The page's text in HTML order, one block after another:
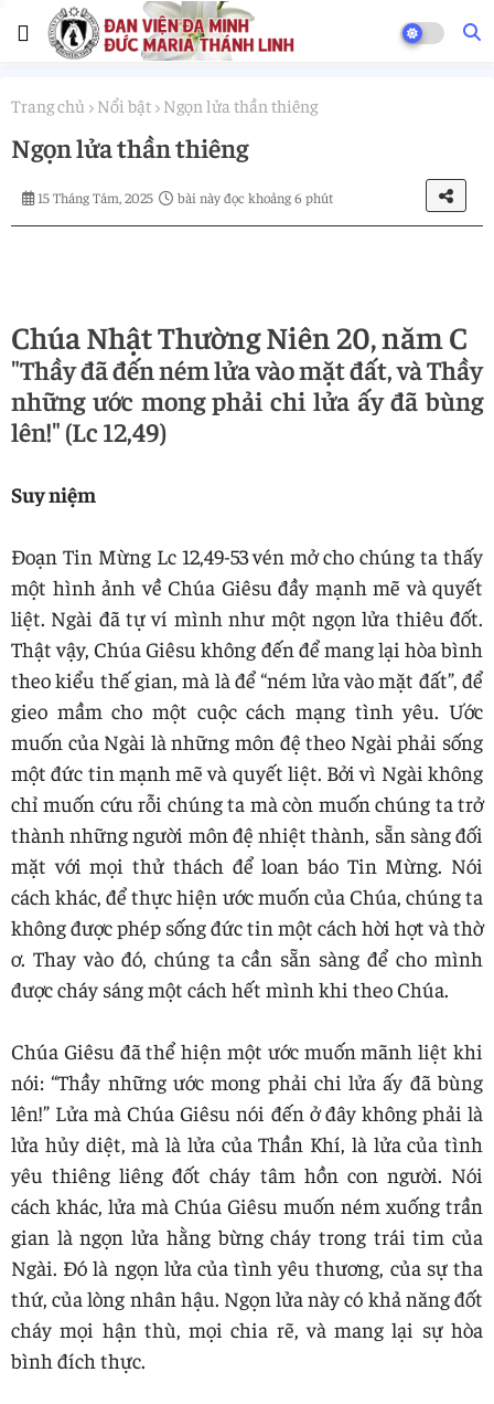
Trang chủ Nổi bật Ngọn lửa thần thiêng
Ngọn lửa thần thiêng
15 Tháng Tám, 2025 bài này đọc khoảng 6 phút
Chúa Nhật Thường Niên 20, năm C
"Thầy đã đến ném lửa vào mặt đất, và Thầy
những ước mong phải chi lửa ấy đã bùng
lên!" (Lc 12,49)
Suy niệm
Đoạn Tin Mừng Lc 12,49-53 vén mở cho chúng ta thấy
một hình ảnh về Chúa Giêsu đầy mạnh mẽ và quyết
liệt. Ngài đã tự ví mình như một ngọn lửa thiêu đốt.
Thật vậy, Chúa Giêsu không đến để mang lại hòa bình
theo kiểu thế gian, mà là để “ném lửa vào mặt đất”, để
gieo mầm cho một cuộc cách mạng tình yêu. Ước
muốn của Ngài là những môn đệ theo Ngài phải sống
một đức tin mạnh mẽ và quyết liệt. Bởi vì Ngài không
chỉ muốn cứu rỗi chúng ta mà còn muốn chúng ta trở
thành những người môn đệ nhiệt thành, sẵn sàng đối
mặt với mọi thử thách để loan báo Tin Mừng. Nói
cách khác, để thực hiện ước muốn của Chúa, chúng ta
không được phép sống đức tin một cách hời hợt và thờ
ơ. Thay vào đó, chúng ta cần sẵn sàng để cho mình
được cháy sáng một cách hết mình khi theo Chúa.
Chúa Giêsu đã thể hiện một ước muốn mãnh liệt khi
nói: “Thầy những ước mong phải chi lửa ấy đã bùng
lên!” Lửa mà Chúa Giêsu nói đến ở đây không phải là
lửa hủy diệt, mà là lửa của Thần Khí, là lửa của tình
yêu thiêng liêng đốt cháy tâm hồn con người. Nói
cách khác, lửa mà Chúa Giêsu muốn ném xuống trần
gian là ngọn lửa hằng bừng cháy trong trái tim của
Ngài. Đó là ngọn lửa của tình yêu thương, của sự tha
thứ, của lòng nhân hậu. Ngọn lửa này có khả năng đốt
cháy mọi hận thù, mọi chia rẽ, và mang lại sự hòa
bình đích thực.